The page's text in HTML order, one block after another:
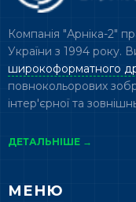
Компанія "Арніка-2"
України з 1994 року.
широкоформатного
повнокольорових
інтер'єрної та
ДЕТАЛЬНІШЕ →
МЕНЮ